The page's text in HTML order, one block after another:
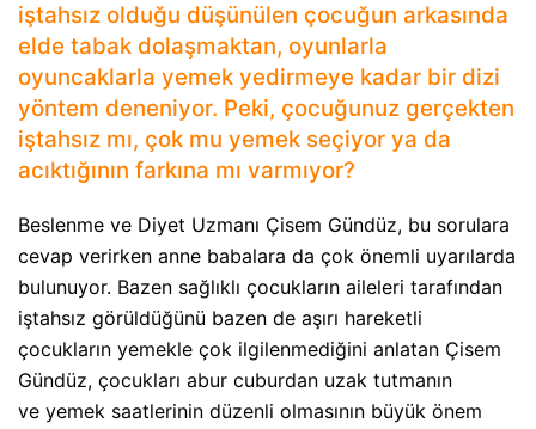
iştahsız olduğu düşünülen çocuğun arkasında
elde tabak dolaşmaktan, oyunlarla
oyuncaklarla yemek yedirmeye kadar bir dizi
yöntem deneniyor. Peki, çocuğunuz gerçekten
iştahsız mı, çok mu yemek seçiyor ya da
acıktığının farkına mı varmıyor?
Beslenme ve Diyet Uzmanı Çisem Gündüz, bu sorulara
cevap verirken anne babalara da çok önemli uyarılarda
bulunuyor. Bazen sağlıklı çocukların aileleri tarafından
iştahsız görüldüğünü bazen de aşırı hareketli
çocukların yemekle çok ilgilenmediğini anlatan Çisem
Gündüz, çocukları abur cuburdan uzak tutmanın
ve yemek saatlerinin düzenli olmasının büyük önem